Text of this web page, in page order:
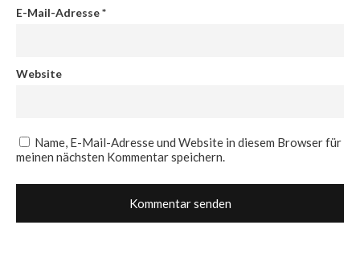
E-Mail-Adresse*
Website
Name, E-Mail-Adresse und Website in diesem Browser für
meinen nächsten Kommentar speichern.